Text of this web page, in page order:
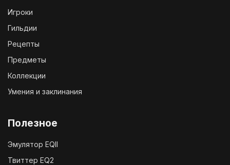
Игроки
Гильдии
Рецепты
Предметы
Коллекции
Умения и заклинания
Полезное
Эмулятор EQII
Твиттер EQ2